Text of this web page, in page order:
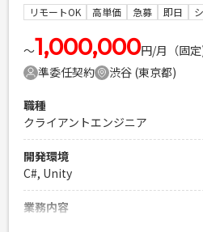
必須スキル
・Unityを使ったゲーム開発経験
経験 ・C#,C++いずれかのプログ
験１年以上
PHPを用いたWebサービスの開
Laravelを用いた開発経験1年以上
リモートOK 高単価 急募 即日
〜1,000,000円/月（固
準委任契約
渋谷 (東京都)
職種
クライアントエンジニア
開発環境
C#, Unity
業務内容